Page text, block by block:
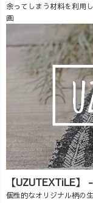
余ってしまう材料を利用
画
【UZUTEXTiLE
個性的なオリジナル柄の